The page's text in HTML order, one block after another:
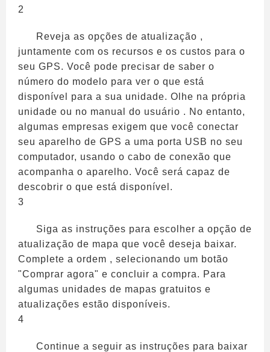
2
Reveja as opções de atualização ,
juntamente com os recursos e os custos para o
seu GPS. Você pode precisar de saber o
número do modelo para ver o que está
disponível para a sua unidade. Olhe na própria
unidade ou no manual do usuário . No entanto,
algumas empresas exigem que você conectar
seu aparelho de GPS a uma porta USB no seu
computador, usando o cabo de conexão que
acompanha o aparelho. Você será capaz de
descobrir o que está disponível.
3
Siga as instruções para escolher a opção de
atualização de mapa que você deseja baixar.
Complete a ordem , selecionando um botão
"Comprar agora" e concluir a compra. Para
algumas unidades de mapas gratuitos e
atualizações estão disponíveis.
4
Continue a seguir as instruções para baixar